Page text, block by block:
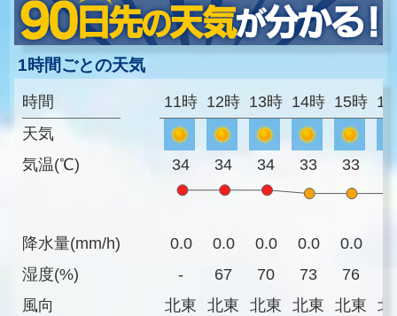
1時間ごとの天気
時間
天気
気温(℃)
降水量(mm/h)
湿度(%)
風向
11時 12時 13時 14時 15時
34 34 34 33 33
0.0 0.0 0.0 0.0 0.0
-
67 70 73 76
北東
北東 北東 北東 北東 北